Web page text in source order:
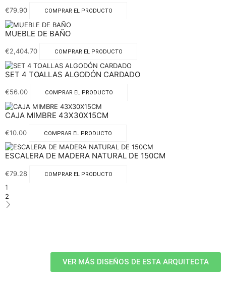
€79.90 COMPRAR EL PRODUCTO
MUEBLE DE BAÑO
€2,404.70 COMPRAR EL PRODUCTO
SET 4 TOALLAS ALGODÓN CARDADO
€56.00 COMPRAR EL PRODUCTO
CAJA MIMBRE 43X30X15CM
€10.00 COMPRAR EL PRODUCTO
ESCALERA DE MADERA NATURAL DE 150CM
€79.28 COMPRAR EL PRODUCTO
1
2
VER MÁS DISEÑOS DE ESTA ARQUITECTA